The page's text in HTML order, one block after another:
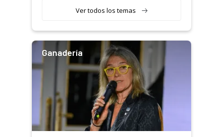
variedades que marcan un
salto tecnológico en genética y
Ver todos los temas
Ganadería